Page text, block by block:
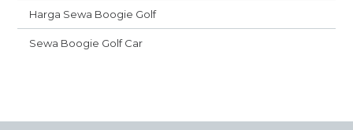
Harga Sewa Boogie Golf
Sewa Boogie Golf Car